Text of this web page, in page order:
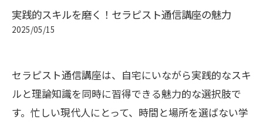
実践的スキルを磨く！セラピスト通信講座の魅力
2025/05/15
セラピスト通信講座は、自宅にいながら実践的なスキ
ルと理論知識を同時に習得できる魅力的な選択肢で
す。忙しい現代人にとって、時間と場所を選ばない学